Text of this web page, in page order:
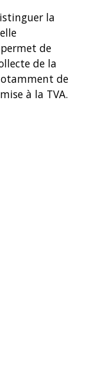
la
de
de la
de
à la TVA.